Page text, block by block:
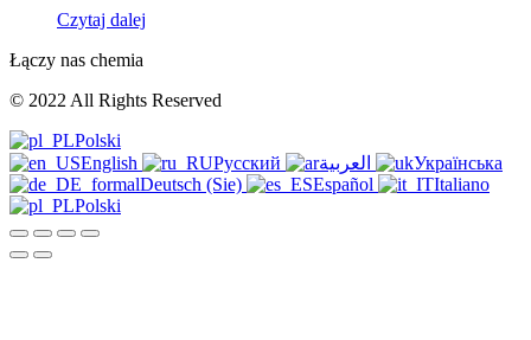
Czytaj dalej
Łączy nas chemia
© 2022 All Rights Reserved
Polski
English
Русский
Українська
Deutsch (Sie)
Español
Italiano
Polski